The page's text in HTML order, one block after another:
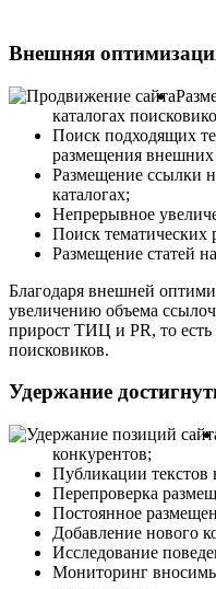
Внешняя
каталогах
Поиск подходящих
размещения внешних
Размещение ссылки
каталогах;
Непрерывное
Поиск тематических
Размещение статей
Благодаря внешней
увеличению объема
прирост ТИЦ и PR, то есть
поисковиков.
Удержание
конкурентов;
Публикации текстов
Перепроверка
Постоянное
Добавление нового
Исследование
Мониторинг